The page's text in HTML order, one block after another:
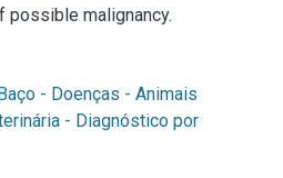
possible malignancy.
- Doenças - Animais
- Diagnóstico por